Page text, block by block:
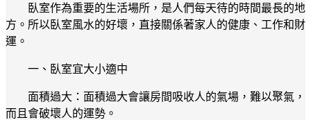
臥室作為重要的生活場所，是人們每天待的時間最長的地
方。所以臥室風水的好壞，直接關係著家人的健康、工作和財
運。
一、臥室宜大小適中
面積過大：面積過大會讓房間吸收人的氣場，難以聚氣，
而且會破壞人的運勢。